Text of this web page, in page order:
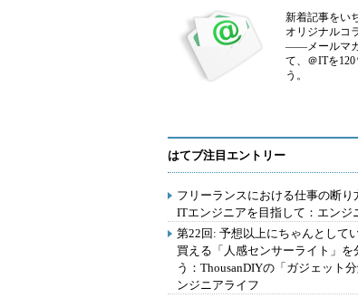
新着記事をい
オリジナルコ
――メールマ
て、＠ITを
う。
はてブ注目エントリー
フリーランスにおける仕事の断り
ITエンジニアを目指して：エンジ
第22回: 予想以上にちゃんとして
買える「人感センサーライト」を
う：ThousanDIYの「ガジェット
ンジニアライフ